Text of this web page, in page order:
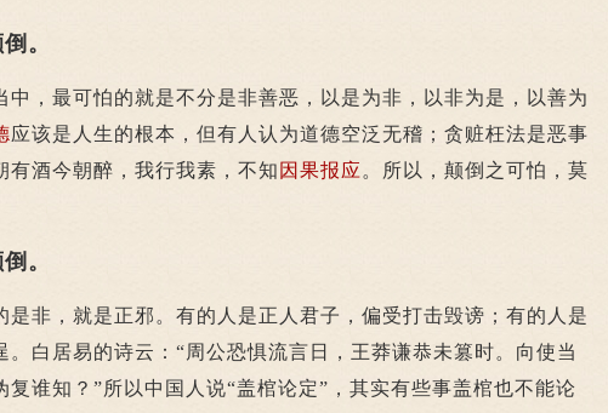
。
最可怕的就是不分是非善恶，以是为非，以非为是，以善为
应该是人生的根本，但有人认为道德空泛无稽；贪赃枉法是恶事
有酒今朝醉，我行我素，不知 因果报应 。所以，颠倒之可怕，莫
。
，就是正邪。有的人是正人君子，偏受打击毁谤；有的人是
。白居易的诗云：“周公恐惧流言日，王莽谦恭未篡时。向使当
复谁知？”所以中国人说“盖棺论定”，其实有些事盖棺也不能论